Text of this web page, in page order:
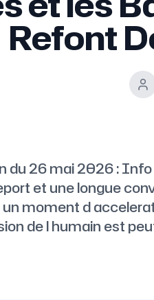
Refont
26 mai 2026 : Info
et une longue
un moment d
de l humain est